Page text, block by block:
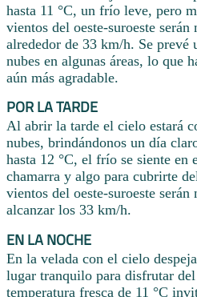
hasta 11 °C, un frío leve, pero
vientos del oeste-suroeste
alrededor de 33 km/h. Se prevé
nubes en algunas áreas, lo que
aún más agradable.
POR LA TARDE
Al abrir la tarde el cielo estará
nubes, brindándonos un día
hasta 12 °C, el frío se siente en
chamarra y algo para cubrirte
vientos del oeste-suroeste
alcanzar los 33 km/h.
EN LA NOCHE
En la velada con el cielo
lugar tranquilo para disfrutar
temperatura fresca de 11 °C